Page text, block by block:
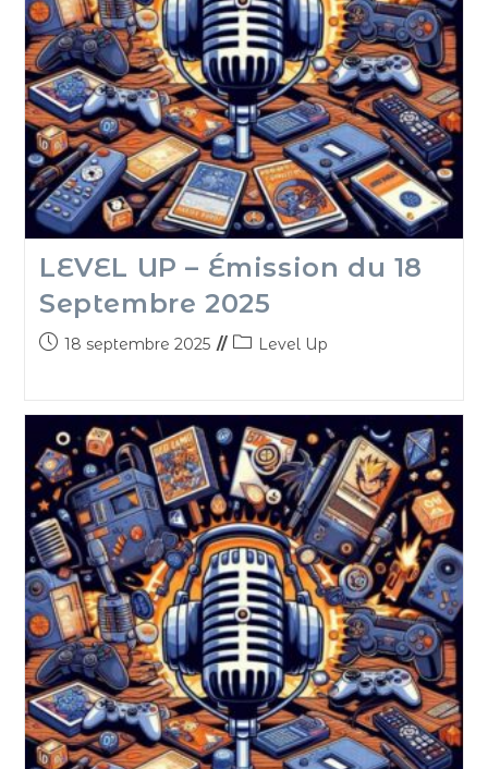
LEVEL UP – Émission du 18
Septembre 2025
18 septembre 2025 Level Up